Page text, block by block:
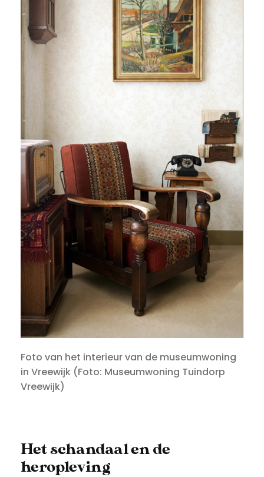
Foto van het interieur van de museumwoning
in Vreewijk (Foto: Museumwoning Tuindorp
Vreewijk)
Het schandaal en de
heropleving